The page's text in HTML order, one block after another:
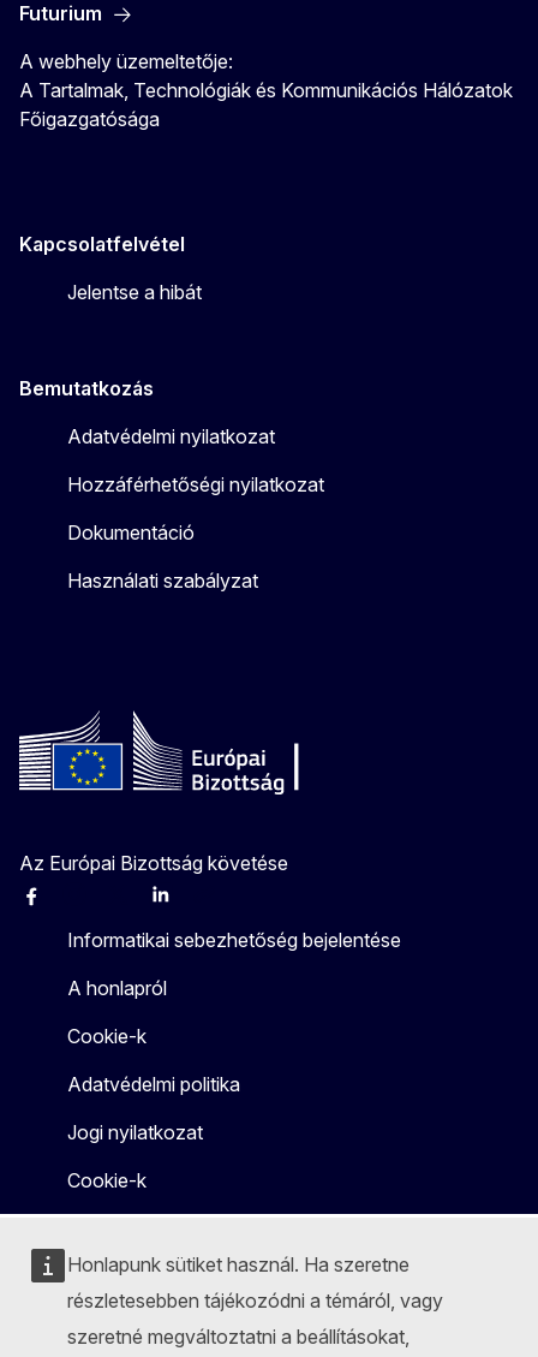
Honlapunk sütiket használ. Ha szeretne
részletesebben tájékozódni a témáról, vagy
szeretné megváltoztatni a beállításokat,
Futurium
A webhely üzemeltetője:
A Tartalmak, Technológiák és Kommunikációs Hálózatok
Főigazgatósága
Kapcsolatfelvétel
Jelentse a hibát
Bemutatkozás
Adatvédelmi nyilatkozat
Hozzáférhetőségi nyilatkozat
Dokumentáció
Használati szabályzat
Az Európai Bizottság követése
Facebook Linkedin
Informatikai sebezhetőség bejelentése
A honlapról
Cookie-k
Adatvédelmi politika
Jogi nyilatkozat
Cookie-k